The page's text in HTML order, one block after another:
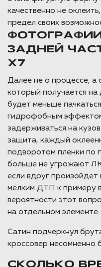
качественно не
предел своих
ЗАДНЕЙ
X7
Далее не о процессе, а
который получается
будет меньше
гидрофобным
задерживаться на
защита, каждый
подворотом пленки по
больше не угрожают
если вдруг произойдет
мелким ДТП к примеру
вероятности этот
на отдельном элементе.
Сатин подчеркнул
кроссовер несомненно
СКОЛЬКО